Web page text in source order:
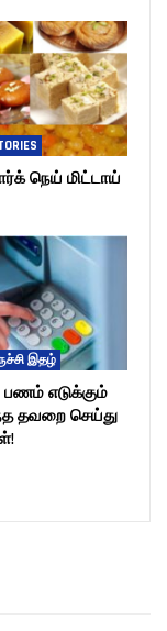
நெய் மிட்டாய்
இதழ்
பணம் எடுக்கும்
தவறை செய்து